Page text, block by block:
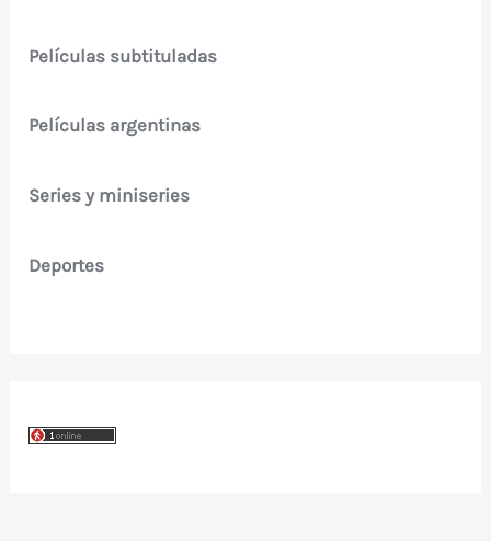
Películas subtituladas
Películas argentinas
Series y miniseries
Deportes